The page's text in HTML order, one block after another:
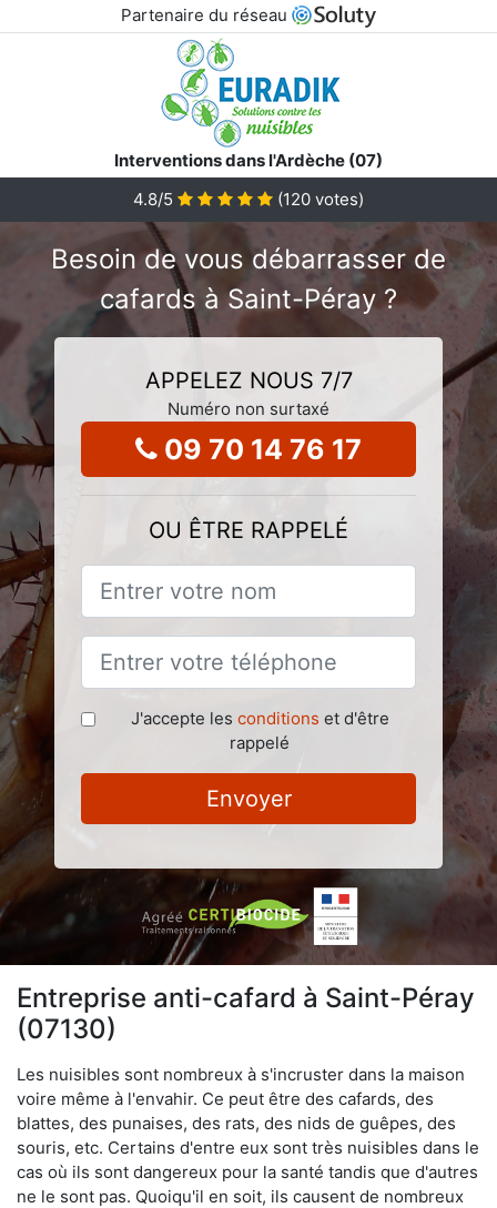
Partenaire du réseau
Interventions dans l'Ardèche (07)
4.8/5 (120 votes)
Besoin de vous débarrasser de
cafards à Saint-Péray ?
APPELEZ NOUS 7/7
Numéro non surtaxé
09 70 14 76 17
OU ÊTRE RAPPELÉ
J'accepte les conditions et d'être
rappelé
Envoyer
Entreprise anti-cafard à Saint-Péray
(07130)
Les nuisibles sont nombreux à s'incruster dans la maison
voire même à l'envahir. Ce peut être des cafards, des
blattes, des punaises, des rats, des nids de guêpes, des
souris, etc. Certains d'entre eux sont très nuisibles dans le
cas où ils sont dangereux pour la santé tandis que d'autres
ne le sont pas. Quoiqu'il en soit, ils causent de nombreux